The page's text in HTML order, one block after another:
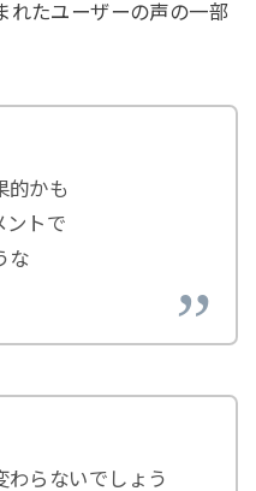
れたユーザーの声の一部
的かも
ントで
な
わらないでしょう